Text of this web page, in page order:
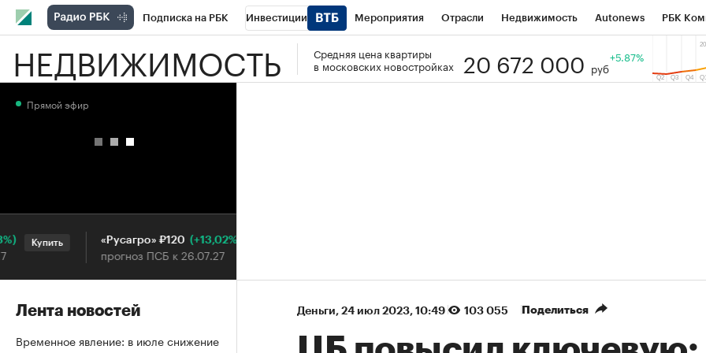
Подписка на РБК Инвестиции Мероприятия Отрасли Недвижимость Autonews РБК
РБК Вино Спорт Школа управления РБК РБК Образование Тренды
НЕДВИЖИМОСТЬ
Средняя цена квартиры
в московских новостройках
20 672 000 руб
+5.87%
Деньги⁠, 24 июл 2023, 10:49 103 055 Поделиться
Прямой эфир
Купить «Русагро» ₽120 (+13,02%)
прогноз ПСБ к 26.07.27
Лента новостей
Временное явление: в июле снижение